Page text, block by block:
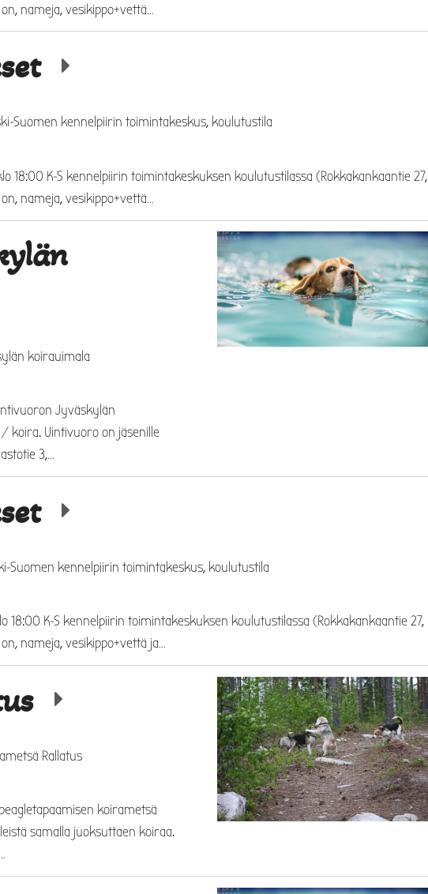
nameja, vesikippo+vettä…
Suomen kennelpiirin toimintakeskus, koulutustila
18:00 K-S kennelpiirin toimintakeskuksen koulutustilassa (Rokkakankaantie 27,
nameja, vesikippo+vettä…
koirauimala
Jyväskylän
koira. Uintivuoro on jäsenille
3,…
Suomen kennelpiirin toimintakeskus, koulutustila
18:00 K-S kennelpiirin toimintakeskuksen koulutustilassa (Rokkakankaantie 27,
nameja, vesikippo+vettä ja…
Rallatus
koirametsä
samalla juoksuttaen koiraa.